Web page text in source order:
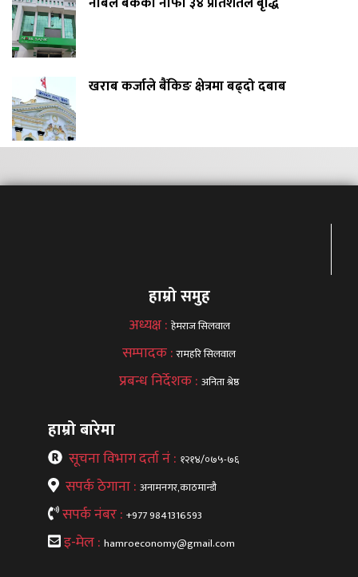
खराब कर्जाले बैंकिङ क्षेत्रमा बढ्दो दबाब
हाम्रो समुह
अध्यक्ष : हेमराज सिलवाल
सम्पादक :रामहरि सिलवाल
प्रबन्ध निर्देशक : अनिता श्रेष्ठ
हाम्रो बारेमा
सूचना विभाग दर्ता नं : १२१४/०७५-७६
सपर्क ठेगाना : अनामनगर,काठमान्डौ
सपर्क नंबर : +977 9841316593
इ-मेल : hamroeconomy@gmail.com